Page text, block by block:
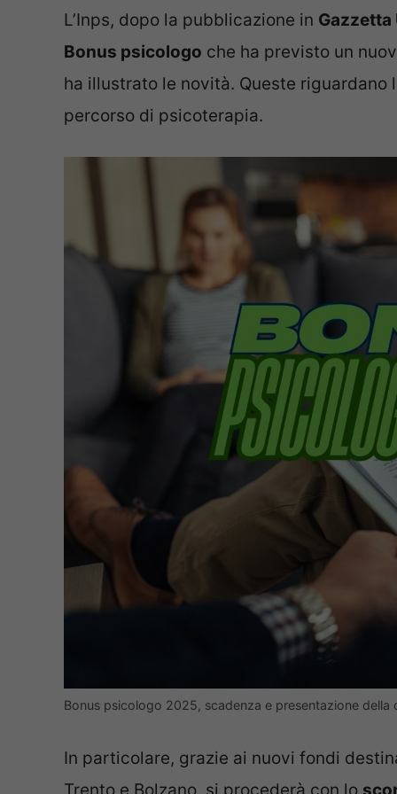
L’Inps, dopo la pubblicazione in
Bonus psicologo che ha previsto un
ha illustrato le novità. Queste
percorso di psicoterapia.
Bonus psicologo 2025, scadenza e presentazione
In particolare, grazie ai nuovi fondi
Trento e Bolzano, si procederà con lo